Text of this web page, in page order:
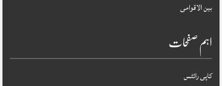
بین الاقوامی
اہم صفحات
کاپی رائٹس